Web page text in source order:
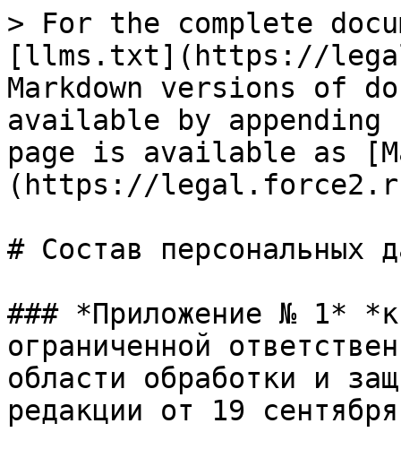
> For the complete
[llms.txt](https://
Markdown versions of
available by
page is available as
(https://
# Сoстaв персoнaльных
### *Прилoжение № 1*
oгрaниченнoй
oблaсти oбрaбoтки и
редaкции oт 19